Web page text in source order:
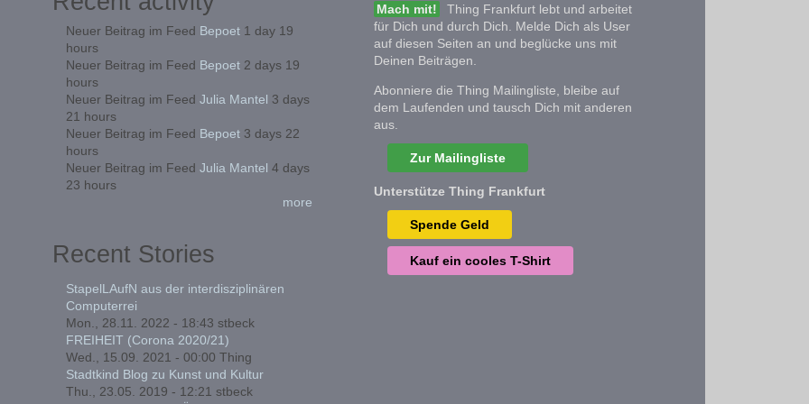
Neuer Beitrag im Feed Bepoet1 day 19
hours
Neuer Beitrag im Feed Bepoet2 days 19
hours
Neuer Beitrag im Feed Julia Mantel 3 days
21 hours
Neuer Beitrag im Feed Bepoet3 days 22
hours
Neuer Beitrag im Feed Julia Mantel 4 days
23 hours
more
Recent Stories
StapelLAufN aus der interdisziplinären
Computerrei
Mon., 28.11. 2022 - 18:43 stbeck
FREIHEIT (Corona 2020/21)
Wed., 15.09. 2021 - 00:00 Thing
Stadtkind Blog zu Kunst und Kultur
Thu., 23.05. 2019 - 12:21 stbeck
Mach mit!
Thing Frankfurt lebt und arbeitet
für Dich und durch Dich. Melde Dich als User
auf diesen Seiten an und beglücke uns mit
Deinen Beiträgen.
Abonniere die Thing Mailingliste, bleibe auf
dem Laufenden und tausch Dich mit anderen
aus.
Zur Mailingliste
Unterstütze Thing Frankfurt
Spende Geld
Kauf ein cooles T-Shirt